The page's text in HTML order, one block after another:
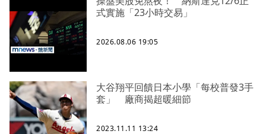
式實施「23小時交易」
2026.08.06 19:05
大谷翔平回饋日本小學「每校普發3手
套」 廠商揭超暖細節
2023.11.11 13:24